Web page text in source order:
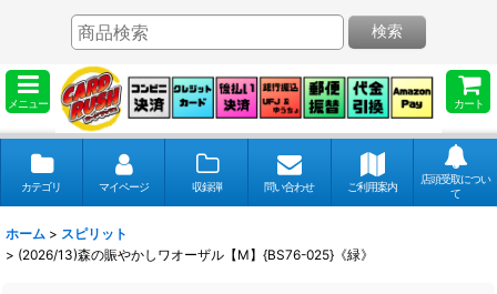
メニュー カート
検索
カテゴリ マイページ 収録弾 問い合わせ ご利用案内
店頭受取につい
て
ホーム > スピリット
> (2026/13)森の賑やかしワオーザル【M】{BS76-025}《緑》